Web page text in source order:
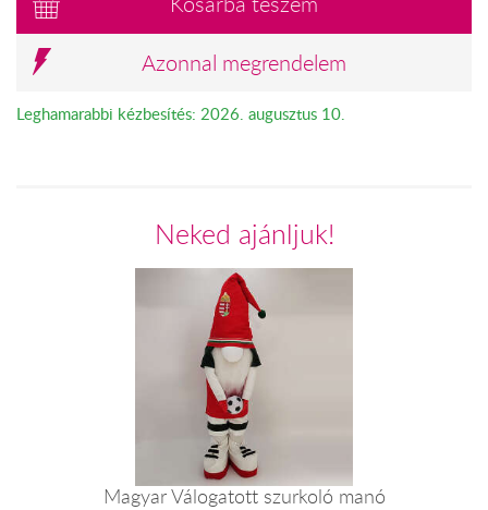
Azonnal megrendelem
Leghamarabbi kézbesítés: 2026. augusztus 10.
Neked ajánljuk!
Magyar Válogatott szurkoló manó